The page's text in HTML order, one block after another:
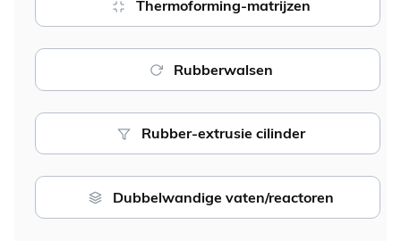
Thermoforming-matrijzen
Rubberwalsen
Rubber-extrusie cilinder
Dubbelwandige vaten/reactoren